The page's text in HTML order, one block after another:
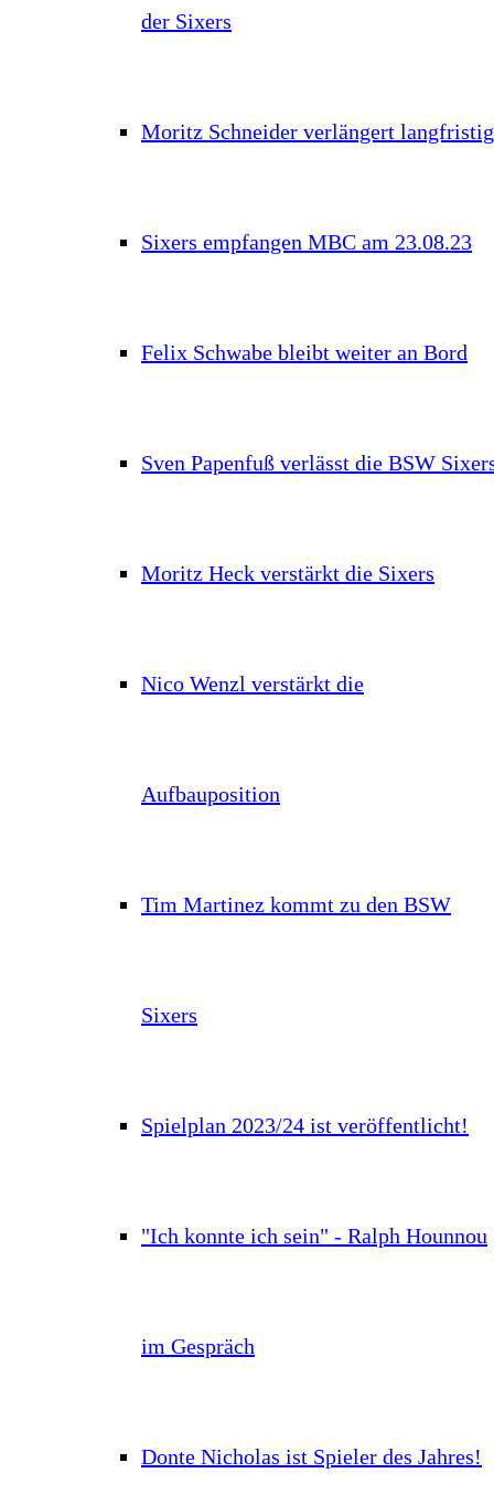
der Sixers
Moritz Schneider verlängert langfristig
Sixers empfangen MBC am 23.08.23
Felix Schwabe bleibt weiter an Bord
Sven Papenfuß verlässt die BSW
Moritz Heck verstärkt die Sixers
Nico Wenzl verstärkt die
Aufbauposition
Tim Martinez kommt zu den BSW
Sixers
Spielplan 2023/24 ist veröffentlicht!
"Ich konnte ich sein" - Ralph Hounnou
im Gespräch
Donte Nicholas ist Spieler des Jahres!